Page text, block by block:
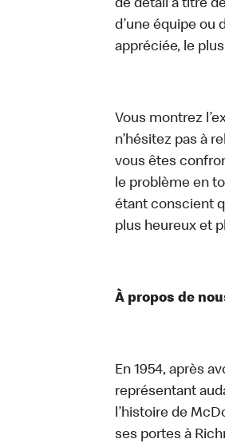
de détail à titre
d’une équipe ou
appréciée, le
Vous montrez
n’hésitez pas à
vous êtes
le problème en
étant conscient
plus heureux et
À propos de
En 1954, après
représentant
l’histoire de
ses portes à